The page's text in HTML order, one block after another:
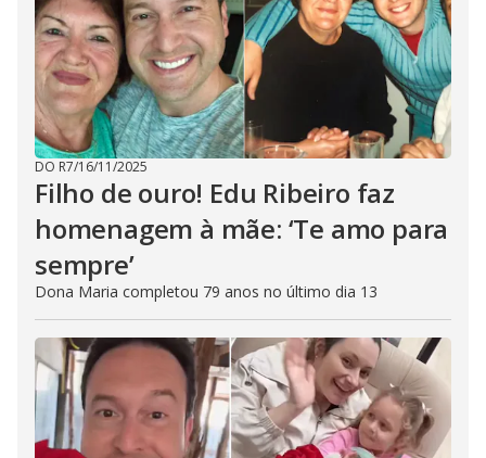
DO R7/16/11/2025
Filho de ouro! Edu Ribeiro faz
homenagem à mãe: ‘Te amo para
sempre’
Dona Maria completou 79 anos no último dia 13